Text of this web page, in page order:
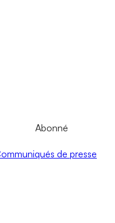
Abonné
de presse